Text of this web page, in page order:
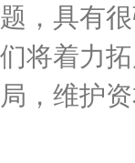
题，具有
们将着力
局，维护